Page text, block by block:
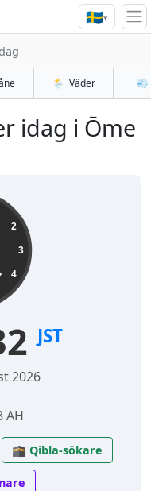
🇸🇪▾
🌦️ Väder 💨
idag i Ōme
2
3
4
JST
2026
AH
🕋 Qibla-sökare